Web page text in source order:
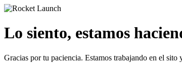
Lo siento, estamos
Gracias por tu paciencia. Estamos trabajando en el sito